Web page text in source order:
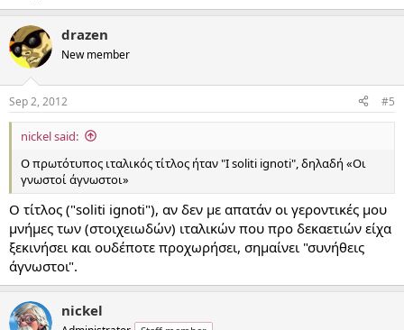
drazen
New member
Sep 2, 2012 #5
nickel said:
Ο πρωτότυπος ιταλικός τίτλος ήταν "I soliti ignoti", δηλαδή «Οι
γνωστοί άγνωστοι»
Ο τίτλος ("soliti ignoti"), αν δεν με απατάν οι γεροντικές μου
μνήμες των (στοιχειωδών) ιταλικών που προ δεκαετιών είχα
ξεκινήσει και ουδέποτε προχωρήσει, σημαίνει "συνήθεις
άγνωστοι".
nickel